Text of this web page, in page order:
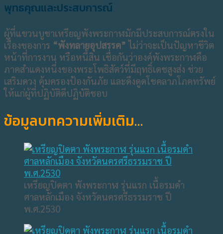
พุทธคุณและประสบการณ์
ผู้ที่แขวนบูชาเหรียญพังพระกาฬมักมีประสบการณ์ตรงใน
เรื่องของการ “พังทลายอุปสรรค” ไม่ว่าจะเป็นปัญหาชีวิต
หน้าที่การงาน หรือหนี้สิน เชื่อกันว่าองค์พังพระกาฬคือ
ภาคสำแดงหนึ่งของพระโพธิสัตว์ที่มีฤทธิ์เดชสูงส่ง ช่วย
เสริมดวง คุ้มครองป้องกันภัย และดึงดูดโชคลาภโภคทรัพย์
ให้แก่ผู้ที่ปฏิบัติดีปฏิบัติชอบ
ข้อมูลบทความเพิ่มเติม…
เหรียญปิดตา พังพระกาฬ รุ่นแรก เนื้อรมดำ
ศาลหลักเมือง จังหวัดนครศรีธรรมราช ปี
พ.ศ.2530